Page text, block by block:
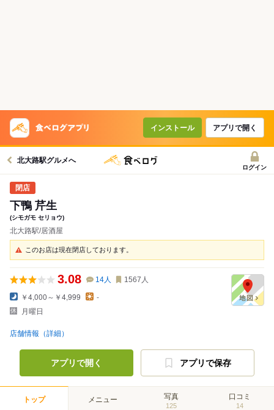
インストール アプリで開く
北大路駅グルメへ
ログイン
下鴨 芹生
(シモガモ セリョウ)
北大路駅/居酒屋
このお店は現在閉店しております。
3.08 14人 1567 人
￥4,000～￥4,999
-
月曜日
店舗情報（詳細）
アプリで開く アプリで保存
トップ メニュー 写真
125
口コミ
14